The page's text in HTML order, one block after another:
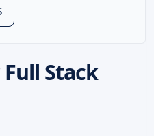
Stack